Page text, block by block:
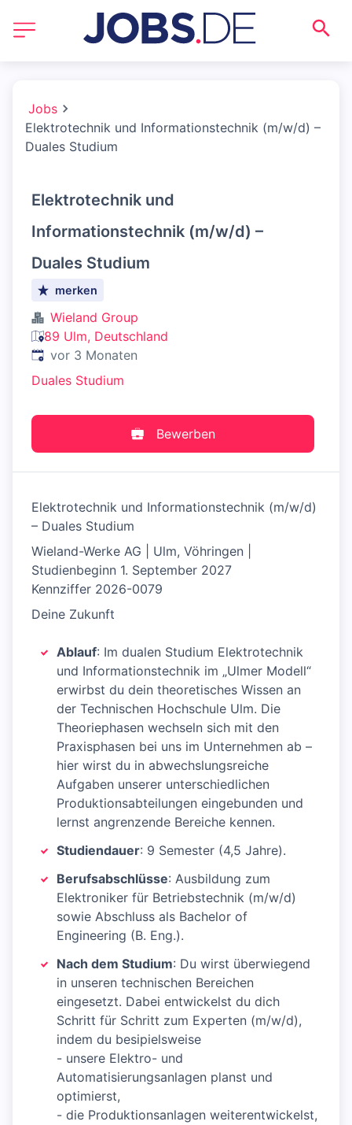
Jobs
Elektrotechnik und Informationstechnik (m/w/d) –
Duales Studium
Elektrotechnik und
Informationstechnik (m/w/d) –
Duales Studium
merken
Wieland Group
89 Ulm, Deutschland
Veröffentlicht:
vor 3 Monaten
Duales Studium
Bewerben
Elektrotechnik und Informationstechnik (m/w/d)
– Duales Studium
Wieland-Werke AG | Ulm, Vöhringen |
Studienbeginn 1. September 2027
Kennziffer 2026-0079
Deine Zukunft
Ablauf: Im dualen Studium Elektrotechnik
und Informationstechnik im „Ulmer Modell“
erwirbst du dein theoretisches Wissen an
der Technischen Hochschule Ulm. Die
Theoriephasen wechseln sich mit den
Praxisphasen bei uns im Unternehmen ab –
hier wirst du in abwechslungsreiche
Aufgaben unserer unterschiedlichen
Produktionsabteilungen eingebunden und
lernst angrenzende Bereiche kennen.
Studiendauer: 9 Semester (4,5 Jahre).
Berufsabschlüsse: Ausbildung zum
Elektroniker für Betriebstechnik (m/w/d)
sowie Abschluss als Bachelor of
Engineering (B. Eng.).
Nach dem Studium: Du wirst überwiegend
in unseren technischen Bereichen
eingesetzt. Dabei entwickelst du dich
Schritt für Schritt zum Experten (m/w/d),
indem du besipielsweise
- unsere Elektro- und
Automatisierungsanlagen planst und
optimierst,
- die Produktionsanlagen weiterentwickelst,